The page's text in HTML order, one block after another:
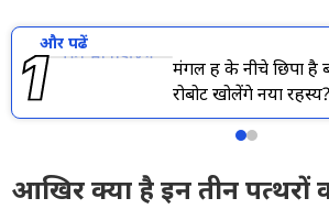
और पढें
मंगल ग्रह के नीचे छिपा
रोबोट खोलेंगे नया रहस्य?
आखिर क्या है इन तीन पत्थरों